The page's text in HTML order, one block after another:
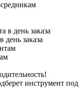
день заказа
инструмент под